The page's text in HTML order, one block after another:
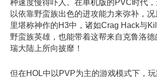
种速度慢得吓人。在单机版的PVC时代
以依靠野蛮族出色的进攻能力来弥补，
里堪称神作的H3中，诸如Crag Hack与
野蛮族英雄，也能带着这帮来自克鲁洛
瑞大陆上所向披靡！
但在HOL中以PVP为主的游戏模式下，